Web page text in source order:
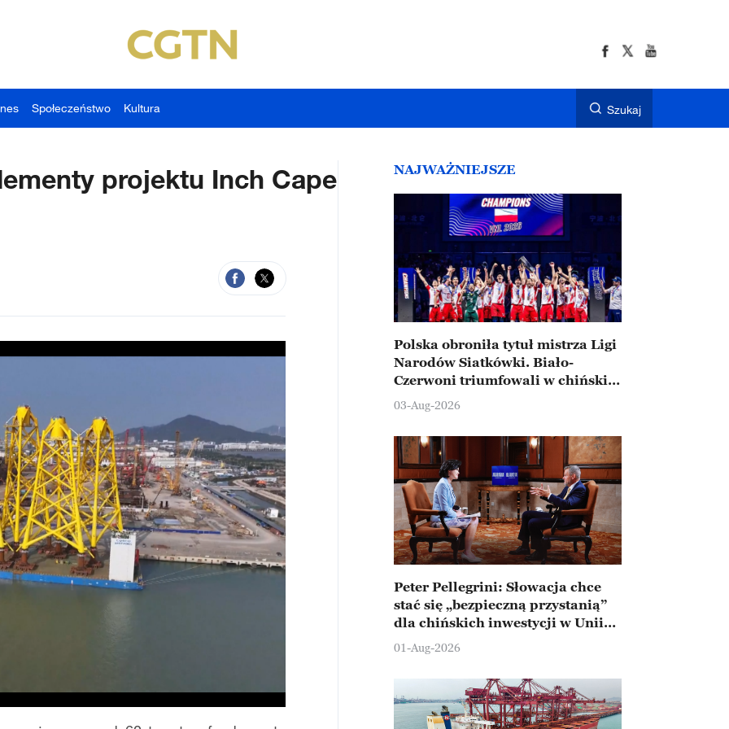
Społeczeństwo Kultura Szukaj
projektu Inch Cape NAJWAŻNIEJSZE
Polska obroniła tytuł mistrza Ligi
Narodów Siatkówki. Biało-
Czerwoni triumfowali w chińskim
Ningbo
03-Aug-2026
Peter Pellegrini: Słowacja chce
stać się „bezpieczną przystanią”
dla chińskich inwestycji w Unii
Europejskiej
01-Aug-2026